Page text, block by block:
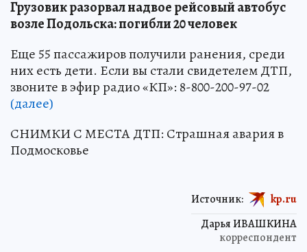
Грузовик разорвал надвое рейсовый автобус
возле Подольска: погибли 20 человек
Еще 55 пассажиров получили ранения, среди
них есть дети. Если вы стали свидетелем ДТП,
звоните в эфир радио «КП»: 8-800-200-97-02
(далее)
СНИМКИ С МЕСТА ДТП: Страшная авария в
Подмосковье
Дарья ИВАШКИНА
корреспондент
Источник: kp.ru